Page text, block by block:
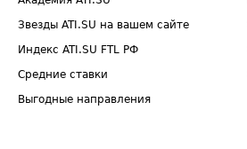
Звезды ATI.SU на вашем сайте
Индекс ATI.SU FTL РФ
Средние ставки
Выгодные направления